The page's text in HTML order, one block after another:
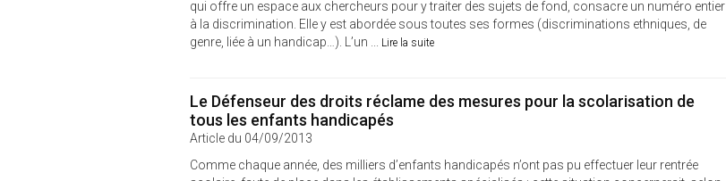
qui offre un espace aux chercheurs pour y traiter des sujets de fond, consacre un numéro entier
à la discrimination. Elle y est abordée sous toutes ses formes (discriminations ethniques, de
genre, liée à un handicap…). L’un ...
Lire la suite
Le Défenseur des droits réclame des mesures pour la scolarisation de
tous les enfants handicapés
Article du 04/09/2013
Comme chaque année, des milliers d’enfants handicapés n’ont pas pu effectuer leur rentrée